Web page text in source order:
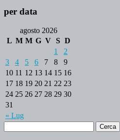
per data
agosto 2026
L M M G V S D
« Lug
1
2
3
4 5 6 7 8
9
10 11 12 13 14 15 16
17 18 19 20 21 22 23
24 25 26 27 28 29 30
31